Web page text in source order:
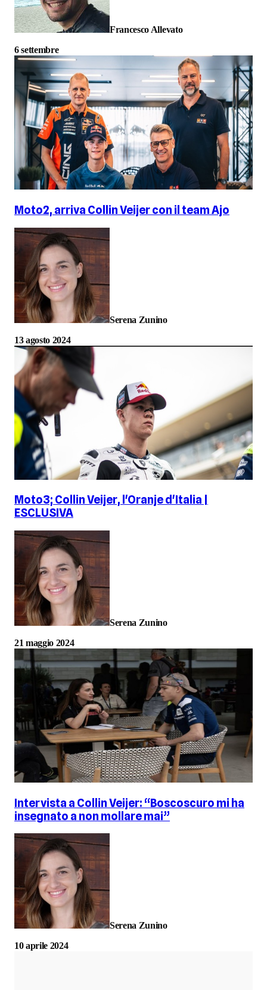
Francesco Allevato
6 settembre
Moto2, arriva Collin Veijer con il team Ajo
Serena Zunino
13 agosto 2024
Moto3; Collin Veijer, l'Oranje d'Italia |
ESCLUSIVA
Serena Zunino
21 maggio 2024
Intervista a Collin Veijer: “Boscoscuro mi ha
insegnato a non mollare mai”
Serena Zunino
10 aprile 2024